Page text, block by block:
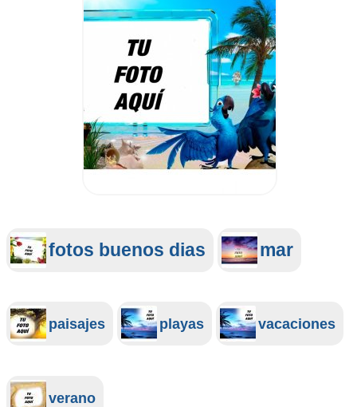
fotos buenos dias mar
paisajes playas vacaciones
verano